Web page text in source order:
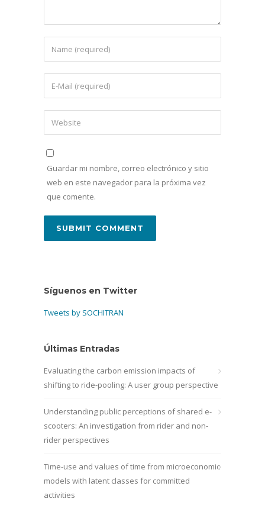
Guardar mi nombre, correo electrónico y sitio
web en este navegador para la próxima vez
que comente.
Síguenos en Twitter
Tweets by SOCHITRAN
Últimas Entradas
Evaluating the carbon emission impacts of
shifting to ride-pooling: A user group perspective
Understanding public perceptions of shared e-
scooters: An investigation from rider and non-
rider perspectives
Time-use and values of time from microeconomic
models with latent classes for committed
activities